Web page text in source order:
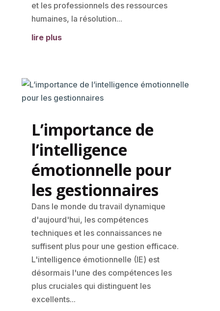
et les professionnels des ressources
humaines, la résolution...
lire plus
L’importance de
l’intelligence
émotionnelle pour
les gestionnaires
Dans le monde du travail dynamique
d'aujourd'hui, les compétences
techniques et les connaissances ne
suffisent plus pour une gestion efficace.
L'intelligence émotionnelle (IE) est
désormais l'une des compétences les
plus cruciales qui distinguent les
excellents...